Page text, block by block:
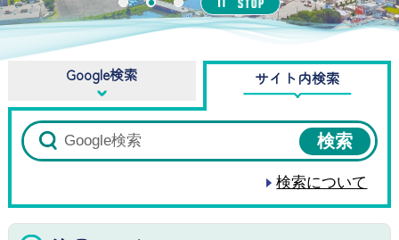
Google検索 サイト内検索
検索について